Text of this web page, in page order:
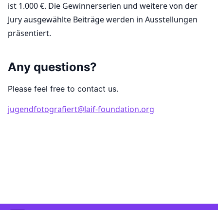
ist 1.000 €. Die Gewinnerserien und weitere von der
Jury ausgewählte Beiträge werden in Ausstellungen
präsentiert.
Any questions?
Please feel free to contact us.
jugendfotografiert@laif-foundation.org